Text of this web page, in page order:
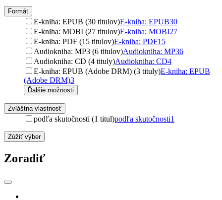
Formát
E-kniha: EPUB (30 titulov)E-kniha: EPUB30
E-kniha: MOBI (27 titulov)E-kniha: MOBI27
E-kniha: PDF (15 titulov)E-kniha: PDF15
Audiokniha: MP3 (6 titulov)Audiokniha: MP36
Audiokniha: CD (4 tituly)Audiokniha: CD4
E-kniha: EPUB (Adobe DRM) (3 tituly)E-kniha: EPUB
(Adobe DRM)3
Ďalšie možnosti
Zvláštna vlastnosť
podľa skutočnosti (1 titul)podľa skutočnosti1
Zúžiť výber
Zoradiť